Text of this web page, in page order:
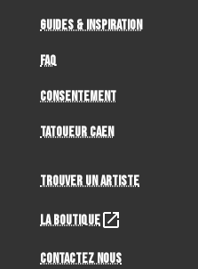
Guides & Inspiration
FAQ
Consentement
Tatoueur Caen
Trouver un artiste
La Boutique
Contactez Nous